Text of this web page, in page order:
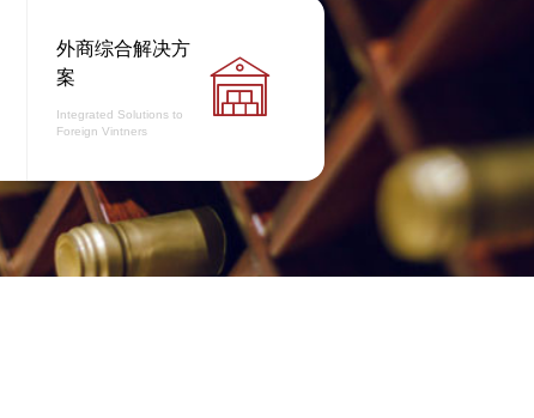

外商综合解决方
案
Integrated Solutions to
Foreign Vintners